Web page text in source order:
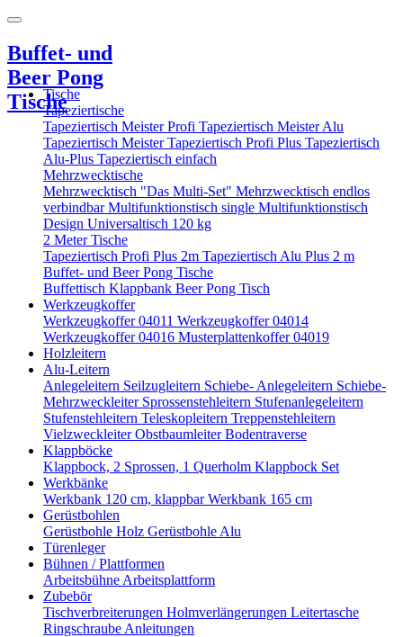
Buffet- und
Beer Pong
Tische
Tische
Tapeziertische
Tapeziertisch Meister Profi Tapeziertisch Meister Alu
Tapeziertisch MeisterTapeziertisch Profi Plus Tapeziertisch
Alu-Plus Tapeziertisch einfach
Mehrzwecktische
Mehrzwecktisch "Das Multi-Set" Mehrzwecktisch endlos
verbindbarMultifunktionstisch single Multifunktionstisch
Design Universaltisch 120 kg
2 Meter Tische
Tapeziertisch Profi Plus 2m Tapeziertisch Alu Plus 2 m
Buffet- und Beer Pong Tische
Buffettisch Klappbank Beer Pong Tisch
Werkzeugkoffer
Werkzeugkoffer 04011 Werkzeugkoffer 04014
Werkzeugkoffer 04016 Musterplattenkoffer 04019
Holzleitern
Alu-Leitern
Anlegeleitern Seilzugleitern Schiebe- Anlegeleitern Schiebe-
Mehrzweckleiter Sprossenstehleitern Stufenanlegeleitern
Stufenstehleitern Teleskopleitern Treppenstehleitern
VielzweckleiterObstbaumleiterBodentraverse
Klappböcke
Klappbock, 2 Sprossen, 1 Querholm Klappbock Set
Werkbänke
Werkbank 120 cm, klappbarWerkbank 165 cm
Gerüstbohlen
Gerüstbohle Holz Gerüstbohle Alu
Türenleger
Bühnen / Plattformen
Arbeitsbühne Arbeitsplattform
Zubebör
Tischverbreiterungen Holmverlängerungen Leitertasche
Ringschraube Anleitungen